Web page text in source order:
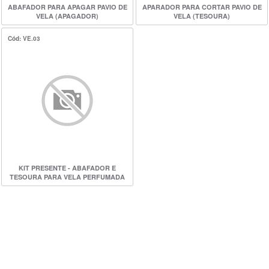
ABAFADOR PARA APAGAR PAVIO DE
VELA (APAGADOR)
APARADOR PARA CORTAR PAVIO DE
VELA (TESOURA)
Cód: VE.03
KIT PRESENTE - ABAFADOR E
TESOURA PARA VELA PERFUMADA